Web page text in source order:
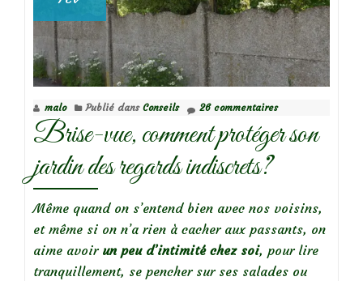
malo Publié dans Conseils 26 commentaires
Brise-vue, comment protéger son
jardin des regards indiscrets?
Même quand on s’entend bien avec nos voisins,
et même si on n’a rien à cacher aux passants, on
aime avoir un peu d’intimité chez soi, pour lire
tranquillement, se pencher sur ses salades ou